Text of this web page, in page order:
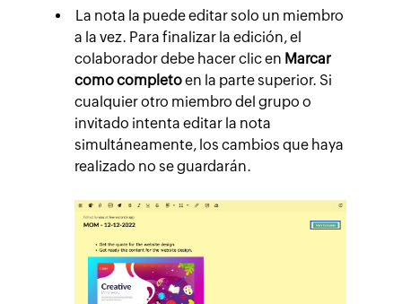
La nota la puede editar solo un miembro
a la vez. Para finalizar la edición, el
colaborador debe hacer clic en Marcar
como completoen la parte superior. Si
cualquier otro miembro del grupo o
invitado intenta editar la nota
simultáneamente, los cambios que haya
realizado no se guardarán.